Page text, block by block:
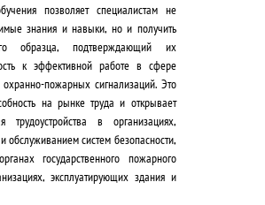
позволяет специалистам не
знания и навыки, но и получить
образца, подтверждающий их
к эффективной работе в сфере
пожарных сигнализаций.Это
на рынке труда и открывает
в организациях,
систем безопасности,
государственного пожарного
эксплуатирующих здания и